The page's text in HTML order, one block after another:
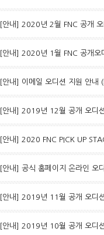
[안내] 2020년 2월 FNC 공개
[안내] 2020년 1월 FNC 공개오
[안내] 이메일 오디션 지원 안내
[안내] 2019년 12월 공개 오디
[안내] 2020 FNC PICK UP
[안내] 공식 홈페이지 온라인 오
[안내] 2019년 11월 공개 오디
[안내] 2019년 10월 공개 오디